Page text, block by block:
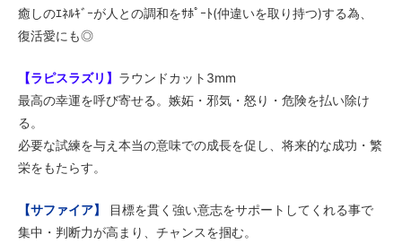
癒しのｴﾈﾙｷﾞｰが人との調和をｻﾎﾟｰﾄ(仲違いを取り持つ)する為、
復活愛にも◎
【ラピスラズリ】 ラウンドカット3mm
最高の幸運を呼び寄せる。嫉妬・邪気・怒り・危険を払い除け
る。
必要な試練を与え本当の意味での成長を促し、将来的な成功・繁
栄をもたらす。
【サファイア】
目標を貫く強い意志をサポートしてくれる事で
集中・判断力が高まり、チャンスを掴む。